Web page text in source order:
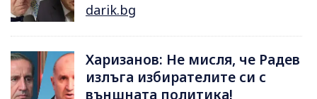
darik.bg
Харизанов: Не мисля, че Радев
излъга избирателите си с
външната политика!